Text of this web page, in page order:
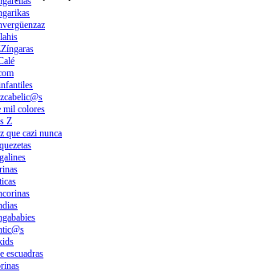
mil colores
Z
que cazi nunca
escuadras